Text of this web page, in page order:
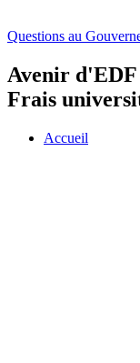
Questions au
Avenir
Frais
Accueil